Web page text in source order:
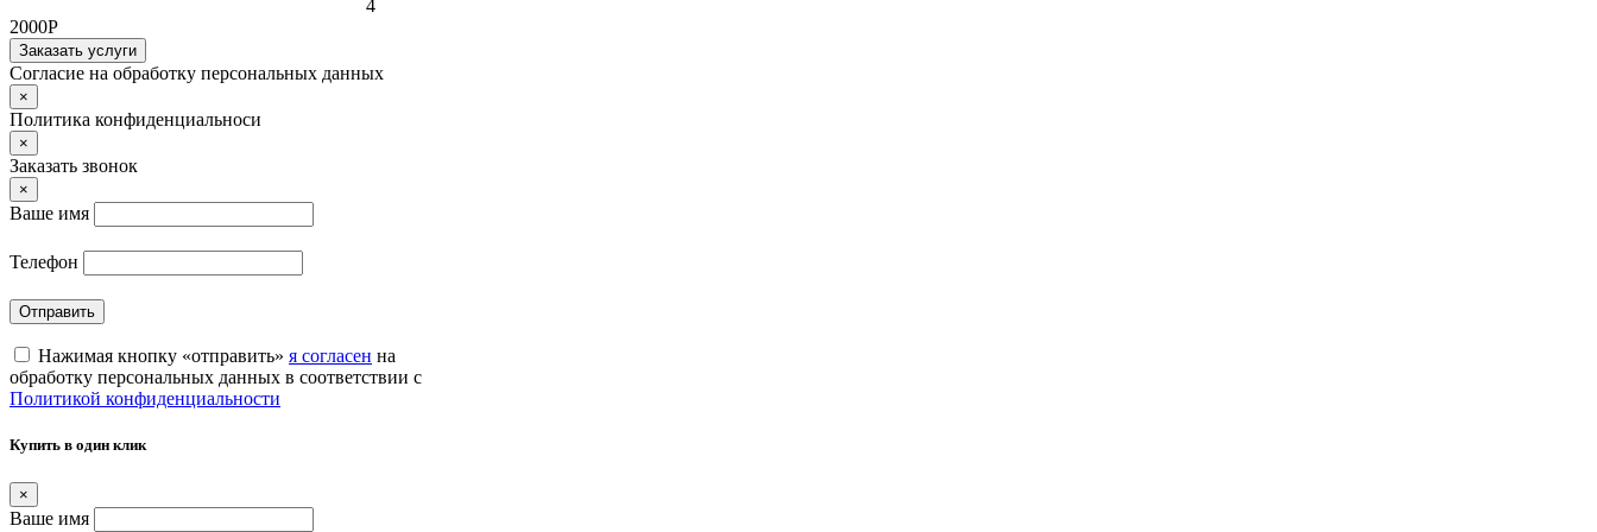
4
2000Р
Заказать услуги
Согласие на обработку персональных данных
×
Политика конфиденциальноси
×
Заказать звонок
×
Ваше имя
Телефон
Отправить
Нажимая кнопку «отправить» я согласен на
обработку персональных данных в соответствии с
Политикой конфиденциальности
Купить в один клик
×
Ваше имя